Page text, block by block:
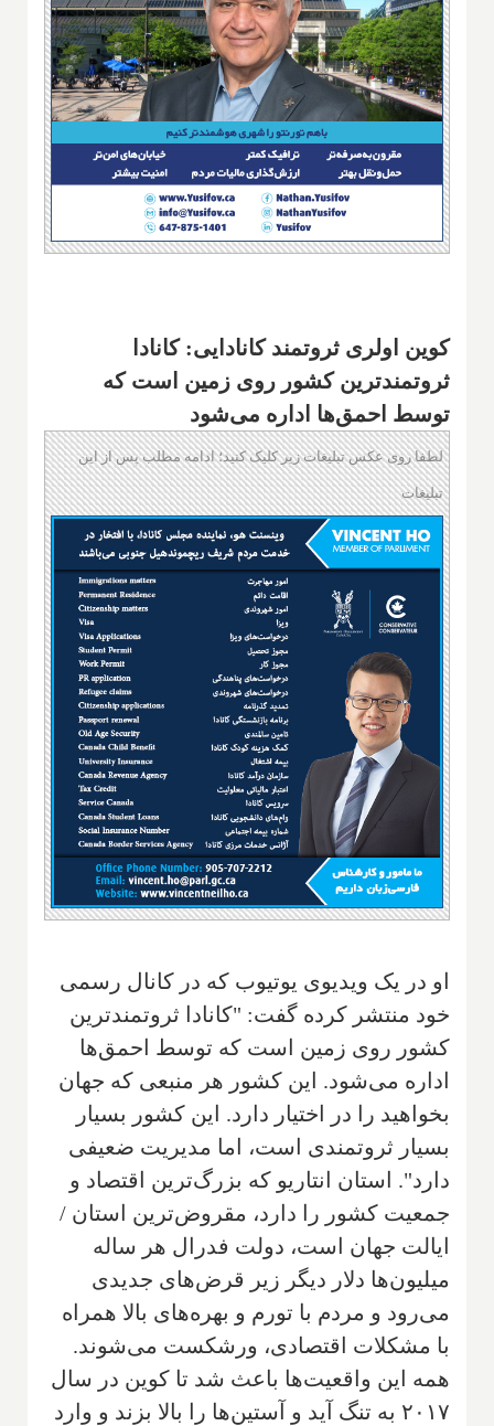
کوین اولری ثروتمند کانادایی: کانادا
ثروتمندترین کشور روی زمین است که
توسط احمق‌ها اداره می‌شود
لطفا روی عکس تبلیغات زیر کلیک کنید؛ ادامه مطلب پس از این
تبلیغات
او در یک ویدیوی یوتیوب که در کانال رسمی
خود منتشر کرده گفت: "کانادا ثروتمندترین
کشور روی زمین است که توسط احمق‌ها
اداره می‌شود. این کشور هر منبعی که جهان
بخواهید را در اختیار دارد. این کشور بسیار
بسیار ثروتمندی است، اما مدیریت ضعیفی
دارد". استان انتاریو که بزرگ‌ترین اقتصاد و
جمعیت کشور را دارد، مقروض‌ترین استان /
ایالت جهان است، دولت فدرال هر ساله
میلیون‌ها دلار دیگر زیر قرض‌های جدیدی
می‌رود و مردم با تورم و بهره‌های بالا همراه
با مشکلات اقتصادی، ورشکست می‌شوند.
همه این واقعیت‌ها باعث شد تا کوین در سال
۲۰۱۷ به تنگ آید و آستین‌ها را بالا بزند و وارد